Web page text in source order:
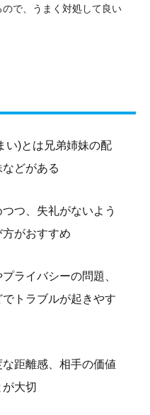
で、うまく対処して良い
い)とは兄弟姉妹の配
どがある
つ、失礼がないよう
がおすすめ
ライバシーの問題、
トラブルが起きやす
距離感、相手の価値
大切